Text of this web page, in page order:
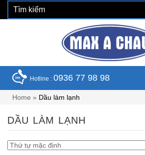
Hotline : 0936 77 98 98
Home » Dầu làm lạnh
DẦU LÀM LẠNH